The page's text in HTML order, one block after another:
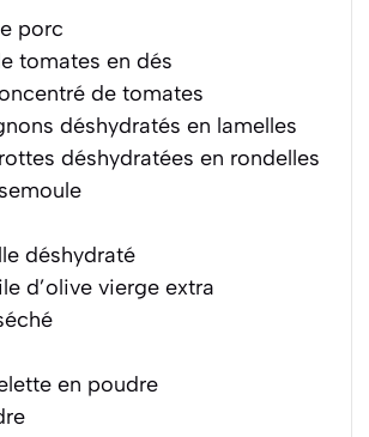
porc
tomates en dés
de tomates
déshydratés en lamelles
déshydratées en rondelles
déshydraté
d’olive vierge extra
en poudre